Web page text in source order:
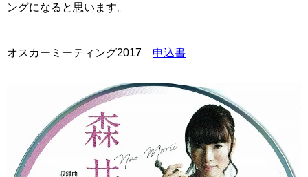
ングになると思います。
オスカーミーティング2017 申込書